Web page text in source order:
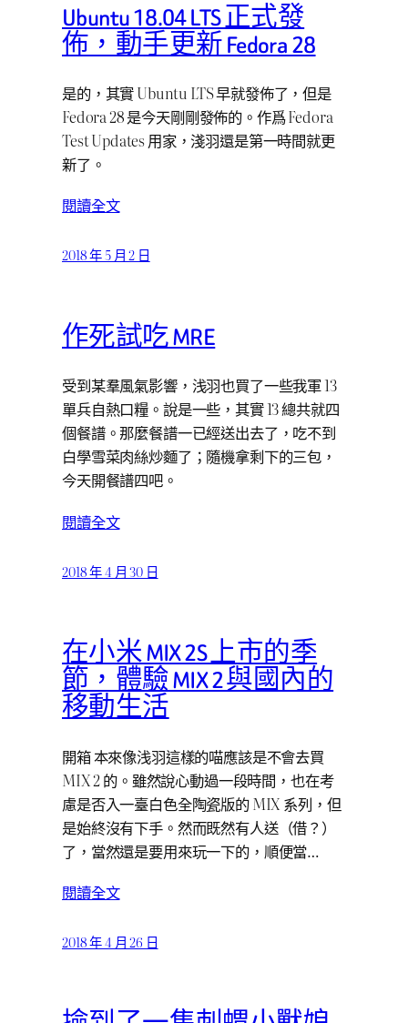
Ubuntu 18.04 LTS 正式發
佈，動手更新 Fedora 28
是的，其實 Ubuntu LTS 早就發佈了，但是
Fedora 28 是今天剛剛發佈的。作爲 Fedora
Test Updates 用家，淺羽還是第一時間就更
新了。
閱讀全文
2018 年 5 月 2 日
作死試吃 MRE
受到某羣風氣影響，浅羽也買了一些我軍 13
單兵自熱口糧。說是一些，其實 13 總共就四
個餐譜。那麼餐譜一已經送出去了，吃不到
白學雪菜肉絲炒麵了；隨機拿剩下的三包，
今天開餐譜四吧。
閱讀全文
2018 年 4 月 30 日
在小米 MIX 2S 上市的季
節，體驗 MIX 2 與國內的
移動生活
開箱 本來像浅羽這樣的喵應該是不會去買
MIX 2 的。雖然說心動過一段時間，也在考
慮是否入一臺白色全陶瓷版的 MIX 系列，但
是始終沒有下手。然而既然有人送（借？）
了，當然還是要用來玩一下的，順便當…
閱讀全文
2018 年 4 月 26 日